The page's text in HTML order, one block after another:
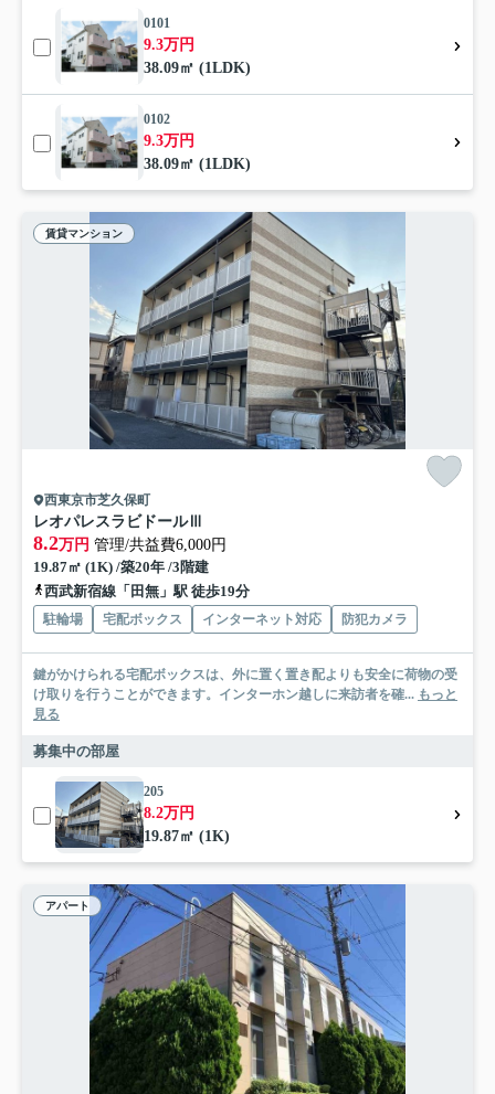
0101
9.3万円
38.09㎡ (1LDK)
0102
9.3万円
38.09㎡ (1LDK)
賃貸マンション
西東京市芝久保町
レオパレスラビドールⅢ
8.2万円 管理/共益費6,000円
19.87㎡ (1K) /築20年 /3階建
西武新宿線「田無」駅 徒歩19分
駐輪場 宅配ボックス インターネット対応 防犯カメラ
鍵がかけられる宅配ボックスは、外に置く置き配よりも安全に荷物の受
け取りを行うことができます。インターホン越しに来訪者を確... もっと
見る
募集中の部屋
205
8.2万円
19.87㎡ (1K)
アパート